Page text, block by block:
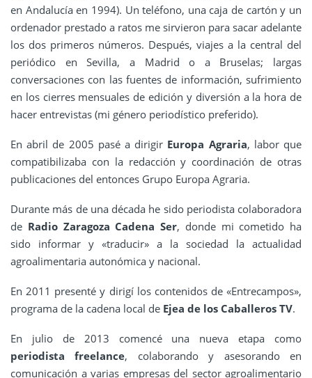
en Andalucía en 1994). Un teléfono, una caja de cartón y un
ordenador prestado a ratos me sirvieron para sacar adelante
los dos primeros números. Después, viajes a la central del
periódico en Sevilla, a Madrid o a Bruselas; largas
conversaciones con las fuentes de información, sufrimiento
en los cierres mensuales de edición y diversión a la hora de
hacer entrevistas (mi género periodístico preferido).
En abril de 2005 pasé a dirigir Europa Agraria, labor que
compatibilizaba con la redacción y coordinación de otras
publicaciones del entonces Grupo Europa Agraria.
Durante más de una década he sido periodista colaboradora
de Radio Zaragoza Cadena Ser, donde mi cometido ha
sido informar y «traducir» a la sociedad la actualidad
agroalimentaria autonómica y nacional.
En 2011 presenté y dirigí los contenidos de «Entrecampos»,
programa de la cadena local de Ejea de los Caballeros TV.
En julio de 2013 comencé una nueva etapa como
periodista freelance, colaborando y asesorando en
comunicación a varias empresas del sector agroalimentario